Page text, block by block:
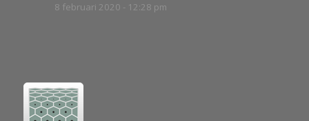
8 februari 2020 - 12:28 pm